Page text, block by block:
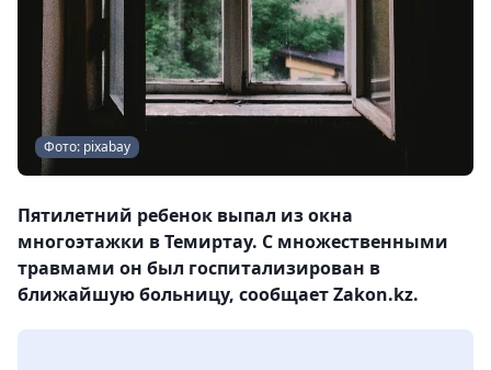
Фото: pixabay
Пятилетний ребенок выпал из окна
многоэтажки в Темиртау. С множественными
травмами он был госпитализирован в
ближайшую больницу, сообщает Zakon.kz.